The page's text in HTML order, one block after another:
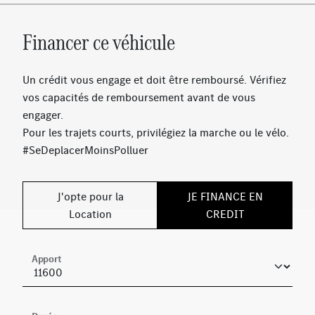
Prééquipement pour radio digitale
Système de sonorisation Advanced
Sièges conducteur et passager avant chauffants
Eclairage d'ambiance
Système de recharge sans fil pour smartphone
Norme d'émissions EU6
Document COC pour norme EU6
Étiquette d'identification avec numéro de châssis
TIREFIT
Sonorité sportive du moteur
Volant à gauche
Financer ce véhicule
Un crédit vous engage et doit être remboursé. Vérifiez
vos capacités de remboursement avant de vous
engager.
Pour les trajets courts, privilégiez la marche ou le vélo.
#SeDeplacerMoinsPolluer
J'opte pour la
Location
JE FINANCE EN
CREDIT
Apport